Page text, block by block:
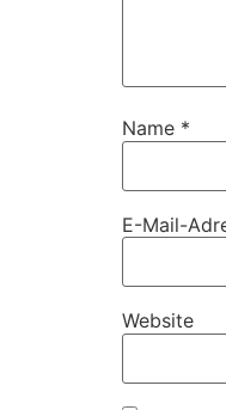
Name *
E-Mail-
Website